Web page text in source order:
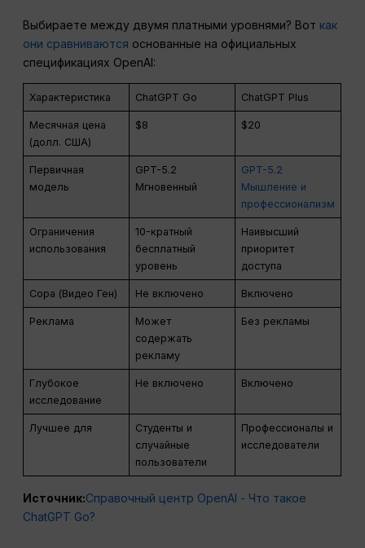
Выбираете между двумя платными уровнями? Вот как
они сравниваются основанные на официальных
спецификациях OpenAI:
Характеристика ChatGPT Go ChatGPT Plus
Месячная цена
(долл. США)
$8 $20
Первичная
модель
GPT-5.2
Мгновенный
GPT-5.2
Мышление и
профессионализм
Ограничения
использования
10-кратный
бесплатный
уровень
Наивысший
приоритет
доступа
Сора (Видео Ген) Не включено Включено
Реклама
Может
содержать
рекламу
Без рекламы
Глубокое
исследование
Не включено Включено
Лучшее для
Студенты и
случайные
пользователи
Профессионалы и
исследователи
Источник:Справочный центр OpenAI - Что такое
ChatGPT Go?